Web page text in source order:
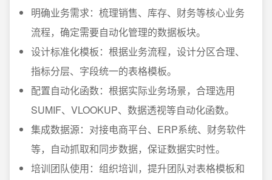
明确业务需求：梳理销售、库存、财务等核心业务
流程，确定需要自动化管理的数据板块。
设计标准化模板：根据业务流程，设计分区合理、
指标分层、字段统一的表格模板。
配置自动化函数：根据实际业务场景，合理选用
SUMIF、VLOOKUP、数据透视等自动化函数。
集成数据源：对接电商平台、ERP系统、财务软件
等，自动抓取和同步数据，保证数据实时性。
培训团队使用：组织培训，提升团队对表格模板和